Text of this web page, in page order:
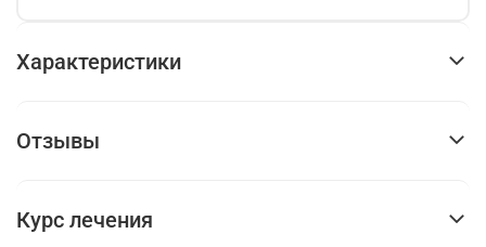
Характеристики
Отзывы
Курс лечения